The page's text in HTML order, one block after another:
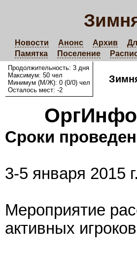
Новости Анонс Архив
Памятка
Поселение
Продолжительность: 3 дня
Максимум: 50 чел
Минимум (М/Ж): 0 (0/0) чел
Осталось мест: -2
ОргИнфо
Сроки
3-5 января 2015
Мероприятие
активных